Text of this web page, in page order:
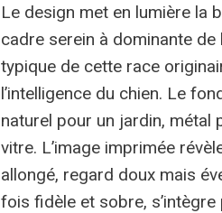
Le design met en lumière la
cadre serein à dominante
typique de cette race
l’intelligence du chien. Le
naturel pour un jardin, métal
vitre. L’image imprimée
allongé, regard doux mais
fois fidèle et sobre,